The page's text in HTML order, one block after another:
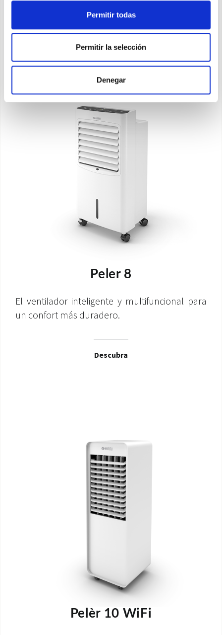
Permitir todas
Permitir la selección
Denegar
Descubra
Peler 8
El ventilador inteligente y multifuncional para
un confort más duradero.
Descubra
Pelèr 10 WiFi